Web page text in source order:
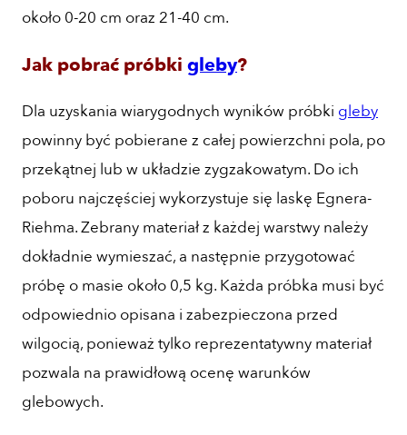
około 0-20 cm oraz 21-40 cm.
Jak pobrać próbki gleby?
Dla uzyskania wiarygodnych wyników próbki gleby
powinny być pobierane z całej powierzchni pola, po
przekątnej lub w układzie zygzakowatym. Do ich
poboru najczęściej wykorzystuje się laskę Egnera-
Riehma. Zebrany materiał z każdej warstwy należy
dokładnie wymieszać, a następnie przygotować
próbę o masie około 0,5 kg. Każda próbka musi być
odpowiednio opisana i zabezpieczona przed
wilgocią, ponieważ tylko reprezentatywny materiał
pozwala na prawidłową ocenę warunków
glebowych.